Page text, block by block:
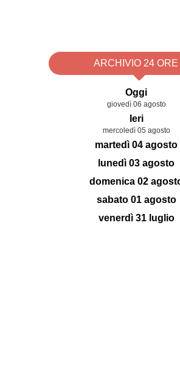
ARCHIVIO 24 ORE
Oggi
giovedì 06 agosto
Ieri
mercoledì 05 agosto
martedì 04 agosto
lunedì 03 agosto
domenica 02
sabato 01 agosto
venerdì 31 luglio